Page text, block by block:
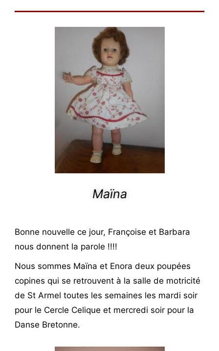
Maïna
Bonne nouvelle ce jour, Françoise et Barbara
nous donnent la parole !!!!
Nous sommes Maïna et Enora deux poupées
copines qui se retrouvent à la salle de motricité
de St Armel toutes les semaines les mardi soir
pour le Cercle Celique et mercredi soir pour la
Danse Bretonne.